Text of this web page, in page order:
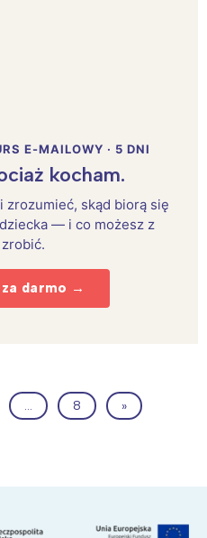
E-MAILOWY · 5 DNI
kocham.
zrozumieć, skąd biorą się
— i co możesz z
za darmo →
… 8 »